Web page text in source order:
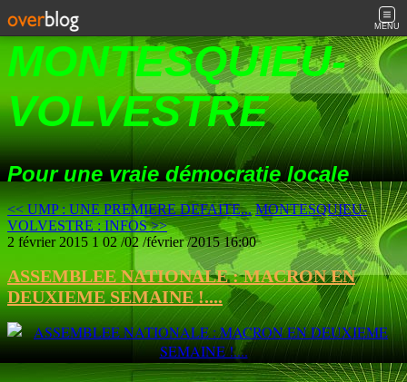
MENU
MONTESQUIEU-
VOLVESTRE
Pour une vraie démocratie locale
<< UMP : UNE PREMIERE DEFAITE... MONTESQUIEU-
VOLVESTRE : INFOS >>
2 février 2015 1 02 /02 /février /2015 16:00
ASSEMBLEE NATIONALE : MACRON EN
DEUXIEME SEMAINE !....